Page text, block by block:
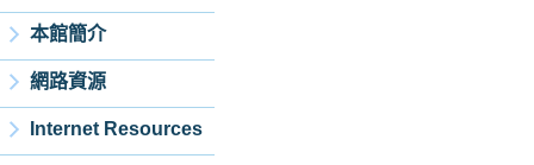
本館簡介
網路資源
Internet Resources